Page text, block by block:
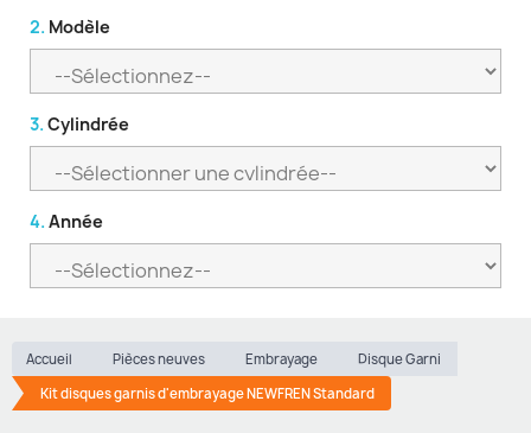
2. Modèle
3. Cylindrée
4. Année
Accueil Pièces neuves Embrayage
Disque Garni
Kit disques garnis d'embrayage NEWFREN Standard